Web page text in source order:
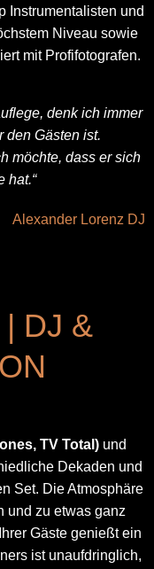
Instrumentalisten und
Niveau sowie
mit Profifotografen.
denk ich immer
den Gästen ist.
möchte, dass er sich
hat.“
Alexander Lorenz DJ
DJ &
TV Total)und
Dekaden und
Set. Die Atmosphäre
und zu etwas ganz
Gäste genießt ein
ist unaufdringlich,